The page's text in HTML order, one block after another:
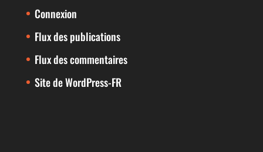
Connexion
Flux des publications
Flux des commentaires
Site de WordPress-FR